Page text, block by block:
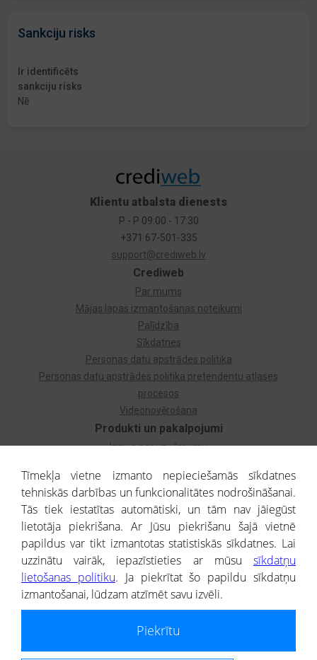
Sankciju risks
Ir identificēts
sankciju risks
Nē
Produkti un pakalpojumi
Izziņa par uzņēmumu
Dzimtas koks
Uzņēmumu atlase
Monitorings
Kredītizziņa par ārvalstu uzņēmumiem
Crediweb
Par mums
Mājas lapas izmantošanas noteikumi
Palīdzība
Sīkdatnes
Personas datu apstrādes politika
Personas datu apstrādes politika pretendentu atlases
procesos
Videonovērošana
Klientu atbalsta dienests
P - P 09:00 - 17:30
+371 67-501-335
support@crediweb.lv
® CREDITREFORM Latvija
SIA
Portāla ietvaros saņemtajai informācijai ir uzziņas raksturs, un tai nav
Tīmekļa vietne izmanto nepieciešamās sīkdatnes
tehniskās darbības un funkcionalitātes nodrošināšanai.
Tās tiek iestatītas automātiski, un tām nav jāiegūst
lietotāja piekrišana. Ar Jūsu piekrišanu šajā vietnē
papildus var tikt izmantotas statistiskās sīkdatnes. Lai
uzzinātu vairāk, iepazīstieties ar mūsu sīkdatņu
lietošanas politiku. Ja piekrītat šo papildu sīkdatņu
izmantošanai, lūdzam atzīmēt savu izvēli.
Piekrītu